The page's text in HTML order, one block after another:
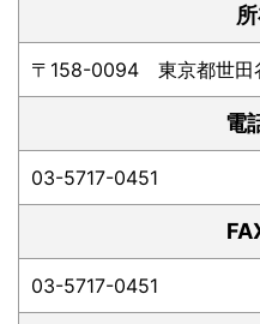
〒158-0094 東京都世田
電
03-5717-0451
03-5717-0451